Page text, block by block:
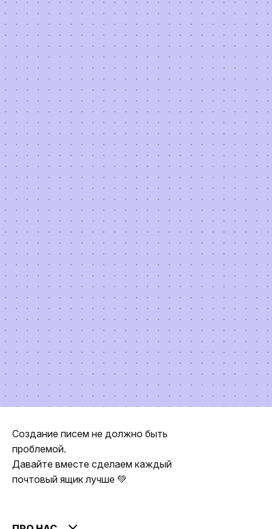
Создание писем не должно быть
проблемой.
Давайте вместе сделаем каждый
почтовый ящик лучше 💚